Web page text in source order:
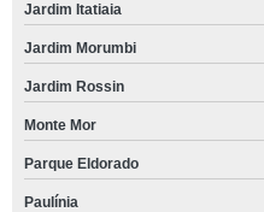
Jardim Itatiaia
Jardim Morumbi
Jardim Rossin
Monte Mor
Parque Eldorado
Paulínia